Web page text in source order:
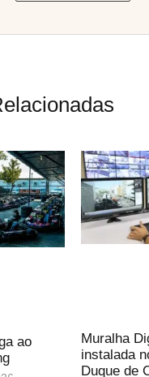
ao
Muralha
instalada
Duque de